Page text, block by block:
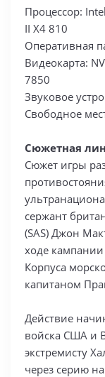
Процессор:
II X4 810
Оперативная
Видеокарта:
7850
Звуковое
Свободное
Сюжетная
Сюжет игры
сержант
(SAS) Джон
ходе кампании
Корпуса
капитаном
Действие
войска США и
экстремисту
через серию